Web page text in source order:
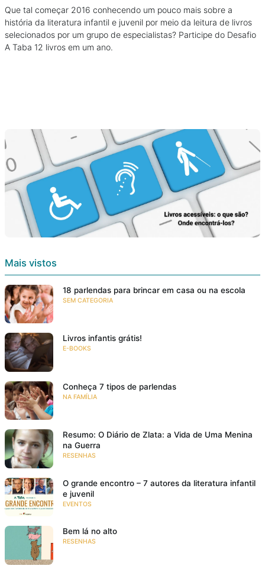
Que tal começar 2016 conhecendo um pouco mais sobre a
história da literatura infantil e juvenil por meio da leitura de livros
selecionados por um grupo de especialistas? Participe do Desafio
A Taba 12 livros em um ano.
Mais vistos
18 parlendas para brincar em casa ou na escola
SEM CATEGORIA
Livros infantis grátis!
E-BOOKS
Conheça 7 tipos de parlendas
NA FAMÍLIA
Resumo: O Diário de Zlata: a Vida de Uma Menina
na Guerra
RESENHAS
O grande encontro – 7 autores da literatura infantil
e juvenil
EVENTOS
Bem lá no alto
RESENHAS